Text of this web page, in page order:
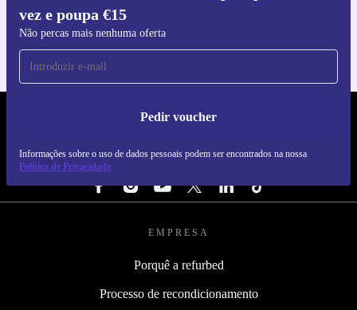
vez e poupa €15
Não percas mais nenhuma oferta
Pedir voucher
Informações sobre o uso de dados pessoais podem ser encontrados na nossa
Política de Privacidade
Para iOS e Android
REFURBED PORTUGAL - RETHINK NEW.
SEGUE-NOS
EMPRESA
Porquê a refurbed
Processo de recondicionamento